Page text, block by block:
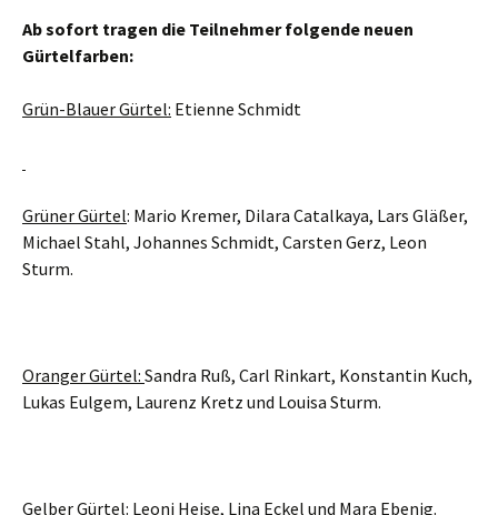
Ab sofort tragen die Teilnehmer folgende neuen
Gürtelfarben:
Grün-Blauer Gürtel: Etienne Schmidt
Grüner Gürtel: Mario Kremer, Dilara Catalkaya, Lars Gläßer,
Michael Stahl, Johannes Schmidt, Carsten Gerz, Leon
Sturm.
Oranger Gürtel: Sandra Ruß, Carl Rinkart, Konstantin Kuch,
Lukas Eulgem, Laurenz Kretz und Louisa Sturm.
Gelber Gürtel: Leoni Heise, Lina Eckel und Mara Ebenig.